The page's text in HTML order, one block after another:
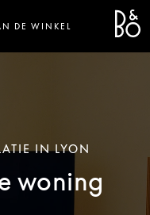
DE WINKEL
IN LYON
woning